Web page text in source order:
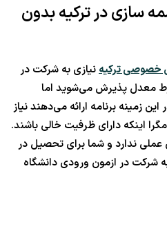
سازی در ترکیه بدون
خصوصی ترکیهنیازی به شرکت در
معدل پذیرش می‌شوید اما
زمینه برنامه ارائه می‌دهند نیاز
اینکه دارای ظرفیت خالی باشند.
عملی ندارد و شما برای تحصیل در
شرکت در ازمون ورودی دانشگاه